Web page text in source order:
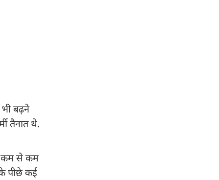
भी बढ़ने
तैनात थे.
कम से कम
पीछे कई